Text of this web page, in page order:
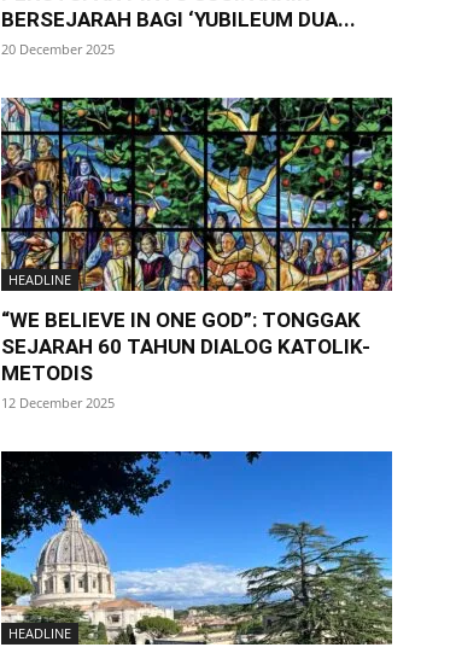
BERSEJARAH BAGI ‘YUBILEUM DUA...
20 December 2025
HEADLINE
“WE BELIEVE IN ONE GOD”: TONGGAK
SEJARAH 60 TAHUN DIALOG KATOLIK-
METODIS
12 December 2025
HEADLINE